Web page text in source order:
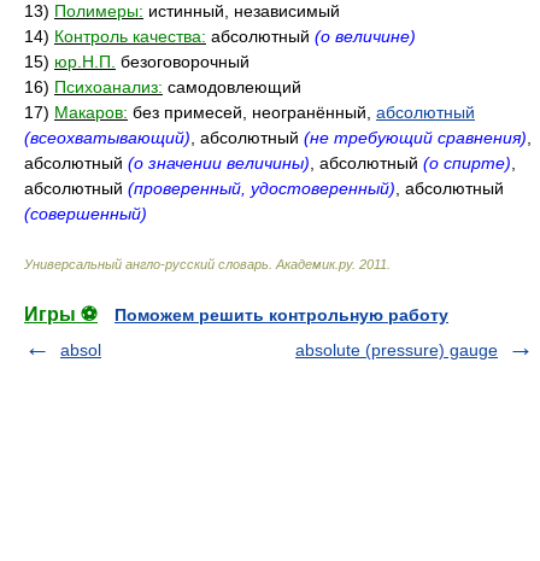
13) Полимеры: истинный, независимый
14) Контроль качества: абсолютный (о величине)
15) юр.Н.П. безоговорочный
16) Психоанализ: самодовлеющий
17) Макаров: без примесей, неогранённый, абсолютный
(всеохватывающий) , абсолютный (не требующий сравнения)
абсолютный (о значении величины) , абсолютный (о спирте)
абсолютный (проверенный, удостоверенный) , абсолютный
(совершенный)
Универсальный англо-русский словарь Академик.ру. 2011
Игры ⚽
Поможем решить контрольную работу
absol
absolute (pressure) gauge